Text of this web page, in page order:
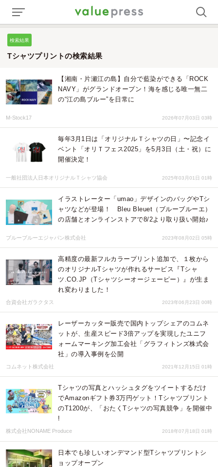
検索結果
Tシャツプリントの検索結果
【湘南・片瀬江の島】自分で藍染ができる「ROCK
NAVY」がグランドオープン！海を感じる唯一無二
の“江の島ブルー”を日常に
M-Stock17 2026年07月03日 03時
毎年3月1日は「オリジナルＴシャツの日」〜記念イ
ベント「オリＴフェス2025」を5月3日（土・祝）に
開催決定！
一般社団法人日本オリジナルＴシャツ協会 2025年03月01日 01時
イラストレーター「umao」デザインのバッグやTシ
ャツなどが登場！ Bleu Bleuet（ブルーブルーエ）
の店舗とオンラインストアで8/2より取り扱い開始♪
ブルーブルーエジャパン株式会社 2023年08月02日 05時
高精度の最新フルカラープリント追加で、１枚から
のオリジナルTシャツが作れるサービス『Tシャ
ツ.CO.JP（Tシャツシーオージェーピー）』が生ま
れ変わりました！
合資会社ガラクタス 2023年06月23日 00時
レーザーカッター販売で国内トップシェアのコムネ
ットが、生産スピード3倍アップを実現したユニフ
ォームマーキング加工会社「グラフィトンズ株式会
社」の導入事例を公開
コムネット株式会社 2021年12月15日 01時
Tシャツの写真とハッシュタグをツイートするだけ
でAmazonギフト券3万円ゲット！Tシャツプリント
のT1200が、「おたくTシャツの写真競争」を開催中
!
株式会社NONAME Produce 2018年07月18日 01時
日本でも珍しいオンデマンド型Tシャツプリントシ
ョップオープン